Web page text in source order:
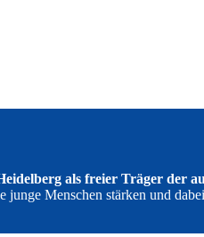
als freier Träger der
Menschen stärken und